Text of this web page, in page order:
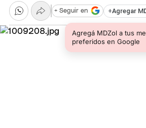
+Agregar
Agregá MDZol a tus
preferidos en Google
+ Seguir en